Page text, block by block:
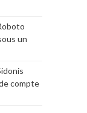
un
compte